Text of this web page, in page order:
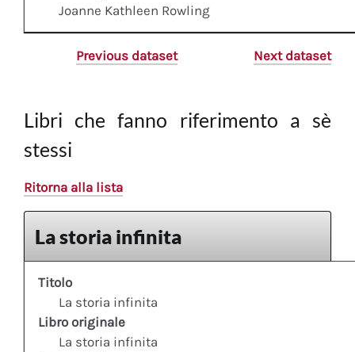
Joanne Kathleen Rowling
Previous dataset Next dataset
Libri che fanno riferimento a sè
stessi
Ritorna alla lista
La storia infinita
Titolo
La storia infinita
Libro originale
La storia infinita